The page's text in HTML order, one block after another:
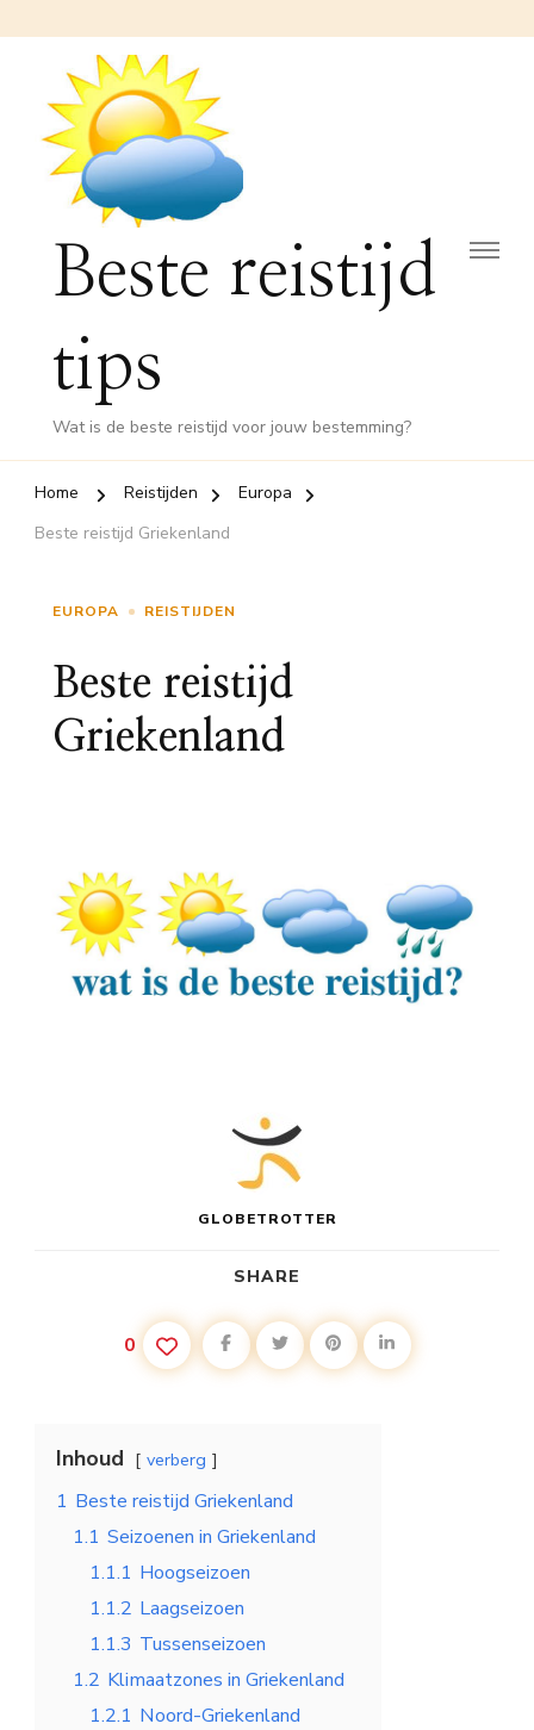
Beste reistijd
tips
Wat is de beste reistijd voor jouw bestemming?
Home Reistijden
Europa
Beste reistijd Griekenland
EUROPA REISTIJDEN
Beste reistijd
Griekenland
GLOBETROTTER
SHARE
0
Inhoud verberg
1 Beste reistijd Griekenland
1.1 Seizoenen in Griekenland
1.1.1 Hoogseizoen
1.1.2 Laagseizoen
1.1.3 Tussenseizoen
1.2 Klimaatzones in Griekenland
1.2.1 Noord-Griekenland